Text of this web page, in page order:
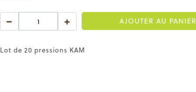
AJOUTER AU PANIER
Lot de 20 pressions KAM